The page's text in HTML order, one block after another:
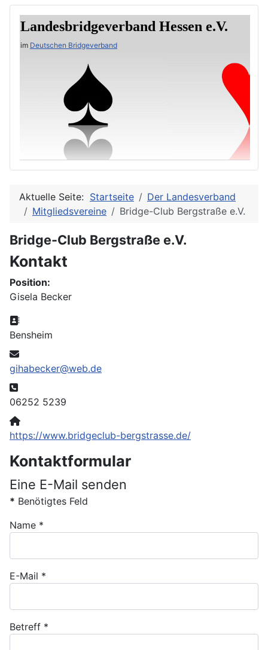
Landesbridgeverband Hessen e.V.
im Deutschen Bridgeverband
Aktuelle Seite: Startseite
Der Landesverband
Mitgliedsvereine
Bridge-Club Bergstraße e.V.
Bridge-Club Bergstraße e.V.
Kontakt
Position:
Gisela Becker
Adresse:
Bensheim
E-Mail:
gihabecker@web.de
Telefon:
06252 5239
Website:
https://www.bridgeclub-bergstrasse.de/
Kontaktformular
Eine E-Mail senden
* Benötigtes Feld
Name *
E-Mail *
Betreff *